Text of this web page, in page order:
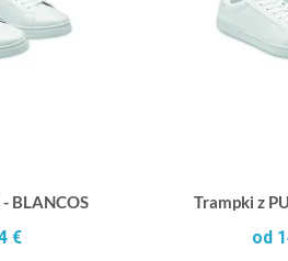
BLANCOS
€
Trampki z
od